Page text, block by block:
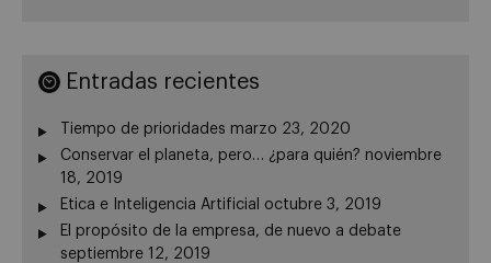
Entradas recientes
Tiempo de prioridades marzo 23, 2020
Conservar el planeta, pero… ¿para quién? noviembre
18, 2019
Etica e Inteligencia Artificial
octubre 3, 2019
El propósito de la empresa, de nuevo a debate
septiembre 12, 2019